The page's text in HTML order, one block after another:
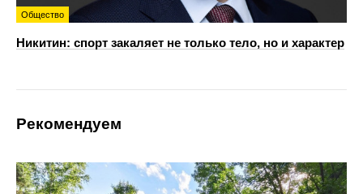
Общество
Никитин: спорт закаляет не только тело, но и характер
Рекомендуем